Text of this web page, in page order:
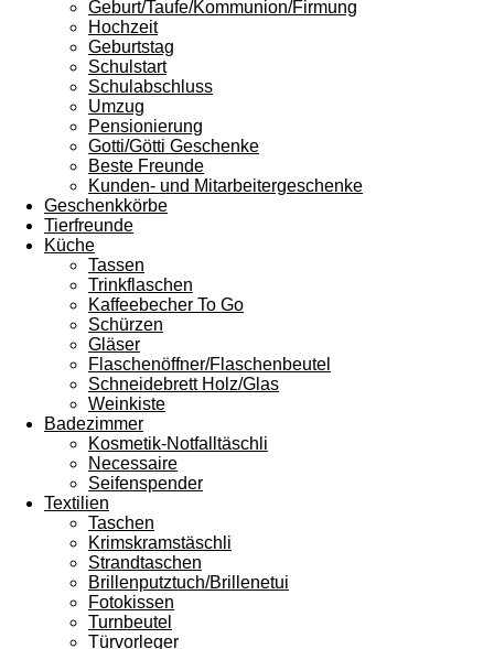
Geburt/Taufe/Kommunion/Firmung
Hochzeit
Geburtstag
Schulstart
Schulabschluss
Umzug
Pensionierung
Gotti/Götti Geschenke
Beste Freunde
Kunden- und Mitarbeitergeschenke
Geschenkkörbe
Tierfreunde
Küche
Tassen
Trinkflaschen
Kaffeebecher To Go
Schürzen
Gläser
Flaschenöffner/Flaschenbeutel
Schneidebrett Holz/Glas
Weinkiste
Badezimmer
Kosmetik-Notfalltäschli
Necessaire
Seifenspender
Textilien
Taschen
Krimskramstäschli
Strandtaschen
Brillenputztuch/Brillenetui
Fotokissen
Turnbeutel
Türvorleger